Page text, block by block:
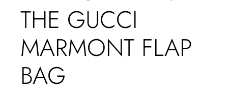
THE GUCCI
MARMONT FLAP
BAG